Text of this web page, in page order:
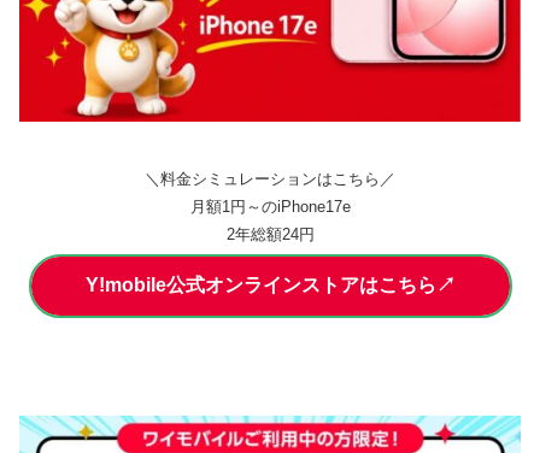
＼料金シミュレーションはこちら／
月額1円～のiPhone17e
2年総額24円
Y!mobile公式オンラインストアはこちら↗